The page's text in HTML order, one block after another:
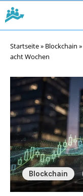
Startseite» Blockchain »
acht Wochen
Blockchain ,